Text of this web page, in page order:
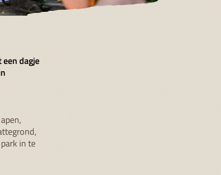
dagje
in te